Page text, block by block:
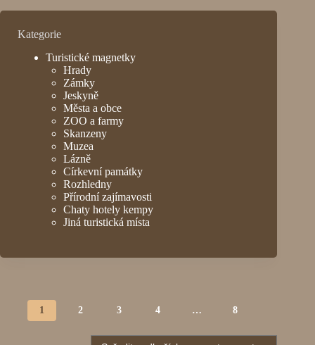
1 2 3 4 … 8
Kategorie
Turistické magnetky
Hrady
Zámky
Jeskyně
Města a obce
ZOO a farmy
Skanzeny
Muzea
Lázně
Církevní památky
Rozhledny
Přírodní zajímavosti
Chaty hotely kempy
Jiná turistická místa